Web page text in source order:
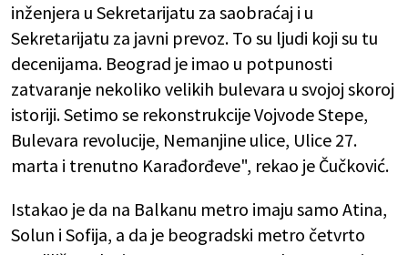
inženjera u Sekretarijatu za saobraćaj i u
Sekretarijatu za javni prevoz. To su ljudi koji su tu
decenijama. Beograd je imao u potpunosti
zatvaranje nekoliko velikih bulevara u svojoj skoroj
istoriji. Setimo se rekonstrukcije Vojvode Stepe,
Bulevara revolucije, Nemanjine ulice, Ulice 27.
marta i trenutno Karađorđeve", rekao je Čučković.
Istakao je da na Balkanu metro imaju samo Atina,
Solun i Sofija, a da je beogradski metro četvrto